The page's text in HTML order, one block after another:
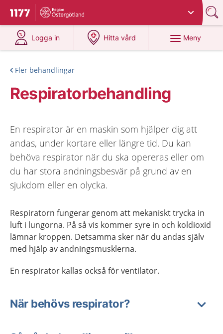
Till startsidan för 1177
Du har valt region
Logga in
på 1177.se
Hitta vård
på 1177.se
Meny
Fler behandlingar
Respiratorbehandling
En respirator är en maskin som hjälper dig att
andas, under kortare eller längre tid. Du kan
behöva respirator när du ska opereras eller om
du har stora andningsbesvär på grund av en
sjukdom eller en olycka.
Respiratorn fungerar genom att mekaniskt trycka in
luft i lungorna. På så vis kommer syre in och koldioxid
lämnar kroppen. Detsamma sker när du andas själv
med hjälp av andningsmusklerna.
En respirator kallas också för ventilator.
När behövs respirator?